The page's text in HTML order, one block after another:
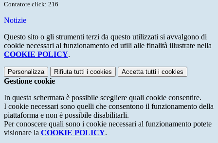
Contatore click: 216
Notizie
Questo sito o gli strumenti terzi da questo utilizzati si avvalgono di
cookie necessari al funzionamento ed utili alle finalità illustrate nella
COOKIE POLICY.
Personalizza Rifiuta tutti i cookies Accetta tutti i cookies
Gestione cookie
In questa schermata è possibile scegliere quali cookie consentire.
I cookie necessari sono quelli che consentono il funzionamento della
piattaforma e non è possibile disabilitarli.
Per conoscere quali sono i cookie necessari al funzionamento potete
visionare la COOKIE POLICY.